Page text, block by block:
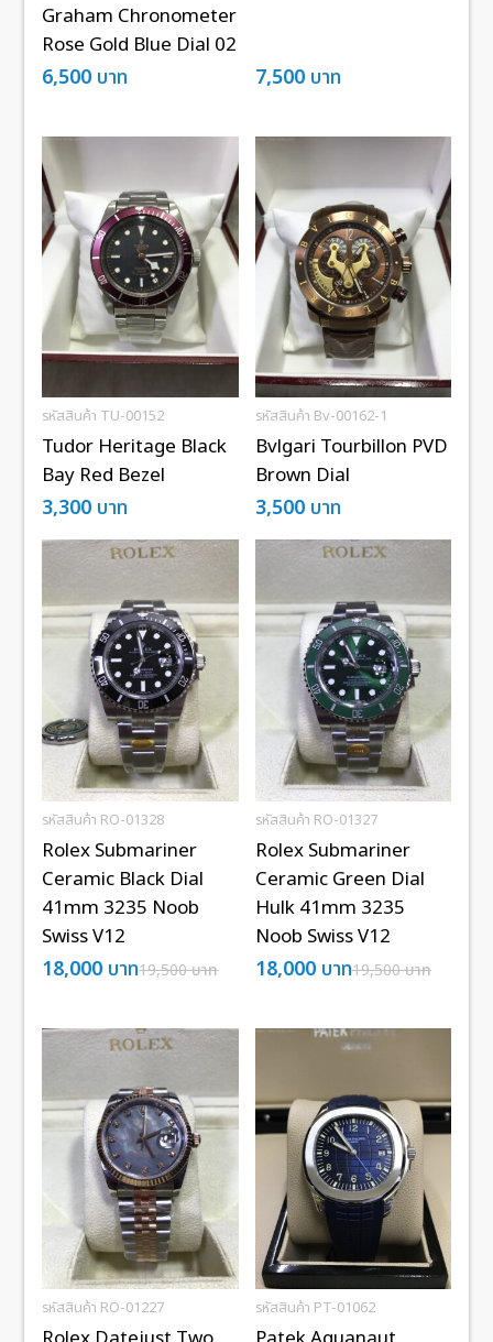
Graham Chronometer
Rose Gold Blue Dial 02
6,500 บาท 7,500 บาท
รหัสสินค้า TU-00152
Tudor Heritage Black
Bay Red Bezel
3,300 บาท
รหัสสินค้า Bv-00162-1
Bvlgari Tourbillon PVD
Brown Dial
3,500 บาท
รหัสสินค้า RO-01328
Rolex Submariner
Ceramic Black Dial
41mm 3235 Noob
Swiss V12
19,500บาท
18,000 บาท
รหัสสินค้า RO-01327
Rolex Submariner
Ceramic Green Dial
Hulk 41mm 3235
Noob Swiss V12
19,500บาท
18,000 บาท
รหัสสินค้า RO-01227 รหัสสินค้า PT-01062